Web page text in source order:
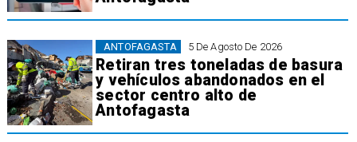
5 De Agosto De 2026
Retiran tres toneladas de basura
y vehículos abandonados en el
sector centro alto de
Antofagasta
ANTOFAGASTA